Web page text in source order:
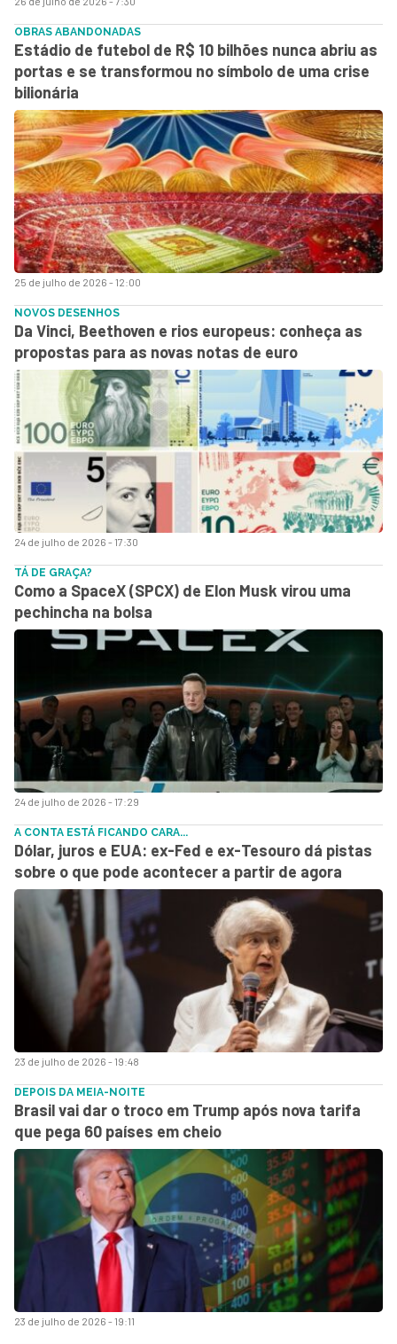
25 de julho de 2026 - 12:00
OBRAS ABANDONADAS
Estádio de futebol de R$ 10 bilhões nunca abriu as
portas e se transformou no símbolo de uma crise
bilionária
24 de julho de 2026 - 17:30
NOVOS DESENHOS
Da Vinci, Beethoven e rios europeus: conheça as
propostas para as novas notas de euro
24 de julho de 2026 - 17:29
TÁ DE GRAÇA?
Como a SpaceX (SPCX) de Elon Musk virou uma
pechincha na bolsa
23 de julho de 2026 - 19:48
A CONTA ESTÁ FICANDO CARA...
Dólar, juros e EUA: ex-Fed e ex-Tesouro dá pistas
sobre o que pode acontecer a partir de agora
23 de julho de 2026 - 19:11
DEPOIS DA MEIA-NOITE
Brasil vai dar o troco em Trump após nova tarifa
que pega 60 países em cheio